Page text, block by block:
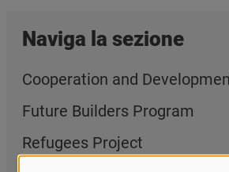
Naviga la sezione
Cooperation and
Future Builders Program
Refugees Project